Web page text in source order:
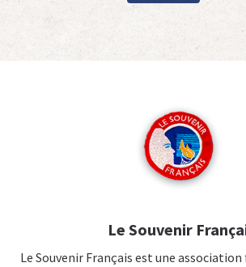
Le Souvenir
Le Souvenir Français est une